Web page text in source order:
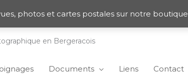
photos et cartes postales sur notre boutique
en Bergeracois
Documents Liens Contact